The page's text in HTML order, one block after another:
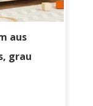
aus
grau